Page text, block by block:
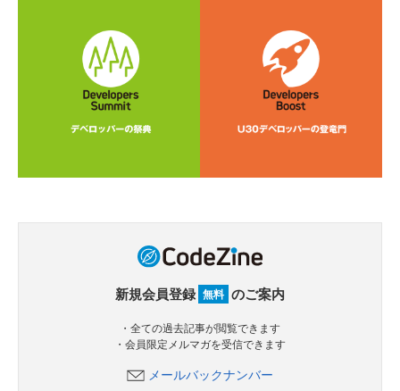
新規会員登録 無料 のご案内
・全ての過去記事が閲覧できます
・会員限定メルマガを受信できます
メールバックナンバー